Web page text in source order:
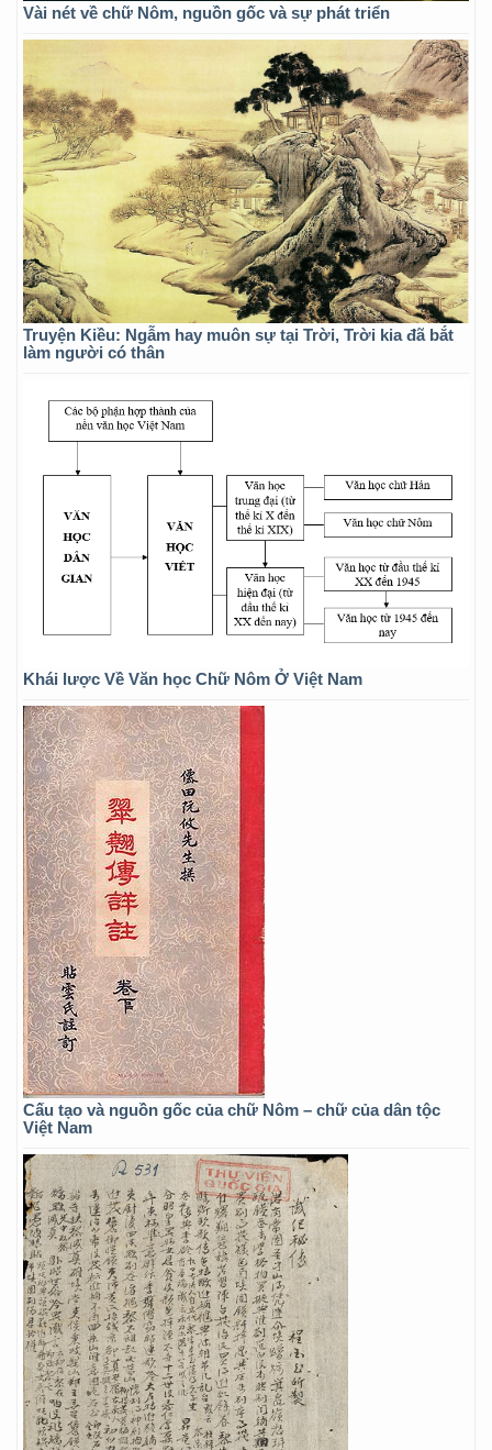
Vài nét về chữ Nôm, nguồn gốc và sự phát triển
Truyện Kiều: Ngẫm hay muôn sự tại Trời, Trời kia đã bắt
làm người có thân
Khái lược Về Văn học Chữ Nôm Ở Việt Nam
Cấu tạo và nguồn gốc của chữ Nôm – chữ của dân tộc
Việt Nam